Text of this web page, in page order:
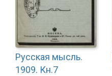
Русская мысль.
1909. Кн.7